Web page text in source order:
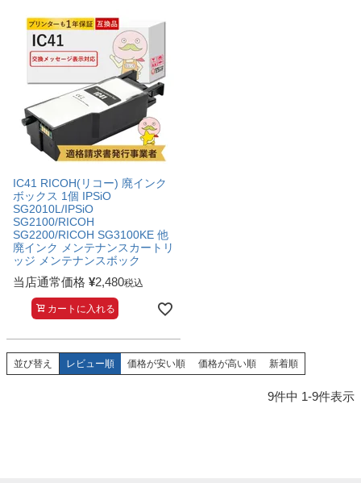
IC41 RICOH(リコー) 廃インク
ボックス 1個 IPSiO
SG2010L/IPSiO
SG2100/RICOH
SG2200/RICOH SG3100KE 他
廃インク メンテナンスカートリ
ッジ メンテナンスボック
当店通常価格 ¥2,480税込
カートに入れる
並び替え レビュー順 価格が安い順 価格が高い順 新着順
9件中 1-9件表示